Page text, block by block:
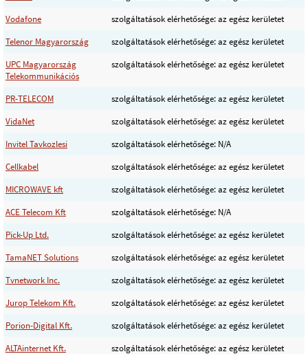
Vodafone
szolgáltatások elérhetősége: az egész kerületet
Telenor Magyarország
szolgáltatások elérhetősége: az egész kerületet
UPC Magyarország
Telekommunikációs
szolgáltatások elérhetősége: az egész kerületet
PR-TELECOM
szolgáltatások elérhetősége: az egész kerületet
VidaNet
szolgáltatások elérhetősége: az egész kerületet
Invitel Tavkozlesi
szolgáltatások elérhetősége: N/A
Cellkabel
szolgáltatások elérhetősége: az egész kerületet
MICROWAVE kft
szolgáltatások elérhetősége: az egész kerületet
ACE Telecom Kft
szolgáltatások elérhetősége: N/A
Pick-Up Ltd.
szolgáltatások elérhetősége: az egész kerületet
TamaNET Solutions
szolgáltatások elérhetősége: az egész kerületet
Tvnetwork Inc.
szolgáltatások elérhetősége: az egész kerületet
Jurop Telekom Kft.
szolgáltatások elérhetősége: az egész kerületet
Porion-Digital Kft.
szolgáltatások elérhetősége: az egész kerületet
ALTAinternet Kft.
szolgáltatások elérhetősége: az egész kerületet